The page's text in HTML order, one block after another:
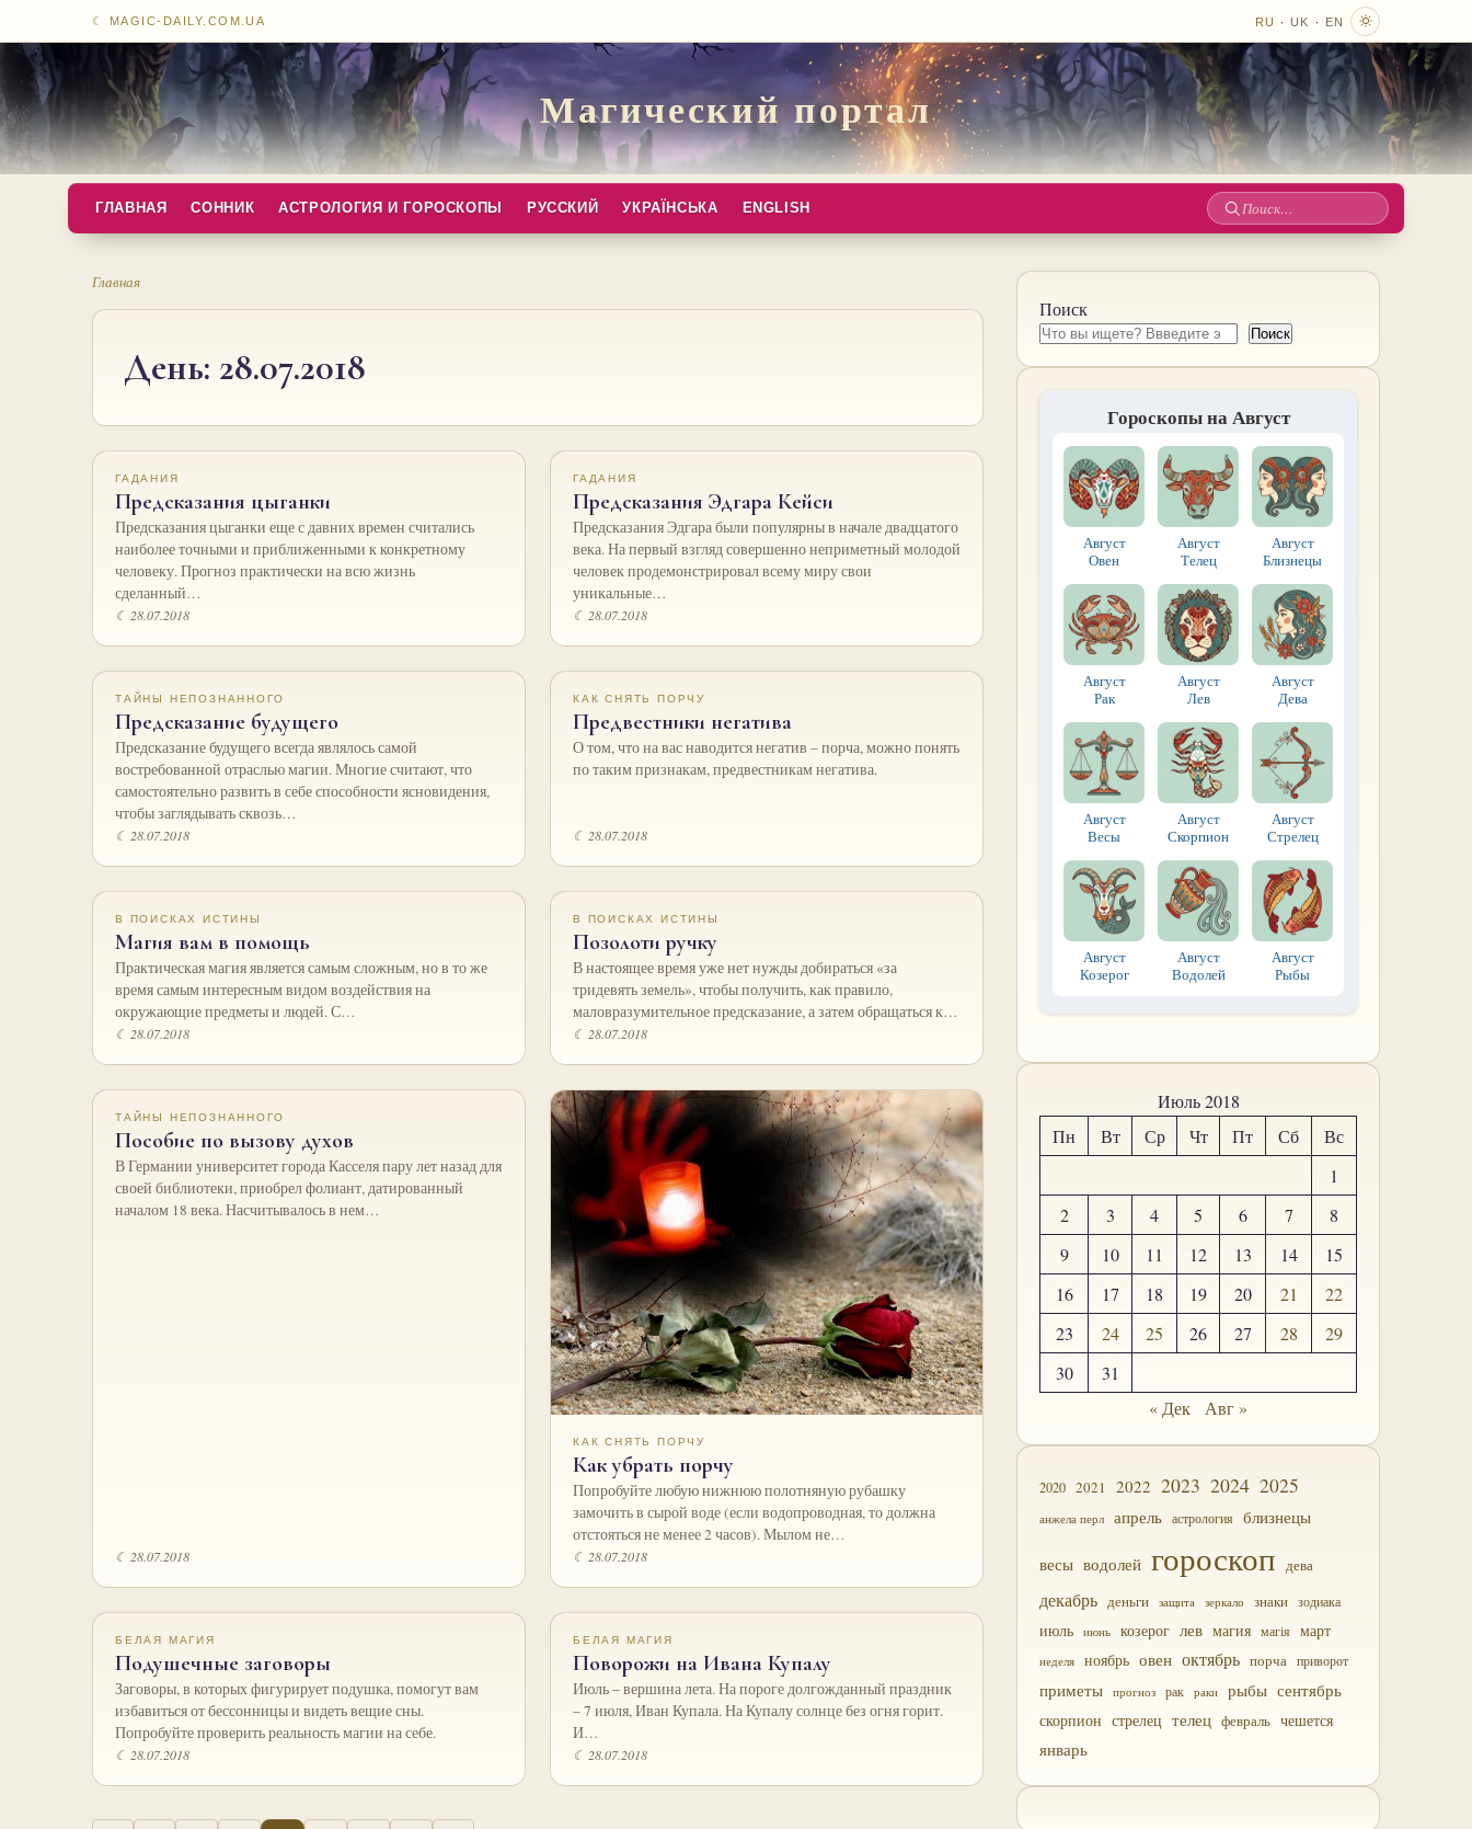
☾ MAGIC-DAILY.COM.UA RU · UK · EN
Магический портал
ГЛАВНАЯ СОННИК АСТРОЛОГИЯ И ГОРОСКОПЫ РУССКИЙ УКРАЇНСЬКА ENGLISH
Поиск
Главная
День: 28.07.2018
ГАДАНИЯ
Предсказания цыганки
Предсказания цыганки еще с давних времен считались
наиболее точными и приближенными к конкретному
человеку. Прогноз практически на всю жизнь
сделанный…
☾ 28.07.2018
ГАДАНИЯ
Предсказания Эдгара Кейси
Предсказания Эдгара были популярны в начале двадцатого
века. На первый взгляд совершенно неприметный молодой
человек продемонстрировал всему миру свои
уникальные…
☾ 28.07.2018
ТАЙНЫ НЕПОЗНАННОГО
Предсказание будущего
Предсказание будущего всегда являлось самой
востребованной отраслью магии. Многие считают, что
самостоятельно развить в себе способности ясновидения,
чтобы заглядывать сквозь…
☾ 28.07.2018
КАК СНЯТЬ ПОРЧУ
Предвестники негатива
О том, что на вас наводится негатив – порча, можно понять
по таким признакам, предвестникам негатива.
☾ 28.07.2018
В ПОИСКАХ ИСТИНЫ
Магия вам в помощь
Практическая магия является самым сложным, но в то же
время самым интересным видом воздействия на
окружающие предметы и людей. С…
☾ 28.07.2018
В ПОИСКАХ ИСТИНЫ
Позолоти ручку
В настоящее время уже нет нужды добираться «за
тридевять земель», чтобы получить, как правило,
маловразумительное предсказание, а затем обращаться к…
☾ 28.07.2018
ТАЙНЫ НЕПОЗНАННОГО
Пособие по вызову духов
В Германии университет города Касселя пару лет назад для
своей библиотеки, приобрел фолиант, датированный
началом 18 века. Насчитывалось в нем…
☾ 28.07.2018
КАК СНЯТЬ ПОРЧУ
Как убрать порчу
Попробуйте любую нижнюю полотняную рубашку
замочить в сырой воде (если водопроводная, то должна
отстояться не менее 2 часов). Мылом не…
☾ 28.07.2018
БЕЛАЯ МАГИЯ
Подушечные заговоры
Заговоры, в которых фигурирует подушка, помогут вам
избавиться от бессонницы и видеть вещие сны.
Попробуйте проверить реальность магии на себе.
☾ 28.07.2018
БЕЛАЯ МАГИЯ
Поворожи на Ивана Купалу
Июль – вершина лета. На пороге долгожданный праздник
– 7 июля, Иван Купала. На Купалу солнце без огня горит.
И…
☾ 28.07.2018
Поиск
Поиск
Гороскопы на Август
Август
Овен
Август
Телец
Август
Близнецы
Август
Рак
Август
Лев
Август
Дева
Август
Весы
Август
Скорпион
Август
Стрелец
Август
Козерог
Август
Водолей
Август
Рыбы
Июль 2018
Пн
Вт Ср Чт Пт Сб
Вс
1
2
3 4 5 6 7
8
9
10 11 12 13 14
15
16
17 18 19 20 21
22
23
24 25 26 27 28
29
30
31
« Дек
Авг »
2020 2021 2022 2023 2024 2025
анжела перл апрель астрология близнецы
весы водолей гороскоп дева
декабрь деньги защита зеркало знаки зодиака
июль июнь козерог лев магия магія март
неделя ноябрь овен октябрь порча приворот
приметы прогноз рак раки рыбы сентябрь
скорпион стрелец телец февраль чешется
январь